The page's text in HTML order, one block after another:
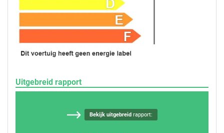
Uitgebreid rapport
Bekijk uitgebreidrapport: